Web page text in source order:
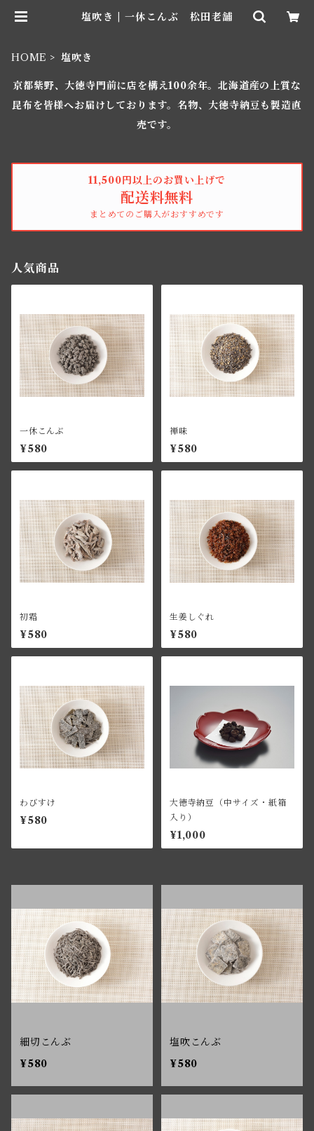
塩吹き | 一休こんぶ 松田老舗
HOME 塩吹き
京都紫野、大徳寺門前に店を構え100余年。北海道産の上質な
昆布を皆様へお届けしております。名物、大徳寺納豆も製造直
売です。
11,500円以上のお買い上げで
配送料無料
まとめてのご購入がおすすめです
人気商品
一休こんぶ
¥580
禅味
¥580
初霜
¥580
生姜しぐれ
¥580
わびすけ
¥580
大徳寺納豆（中サイズ・紙箱
入り）
¥1,000
細切こんぶ
¥580
塩吹こんぶ
¥580